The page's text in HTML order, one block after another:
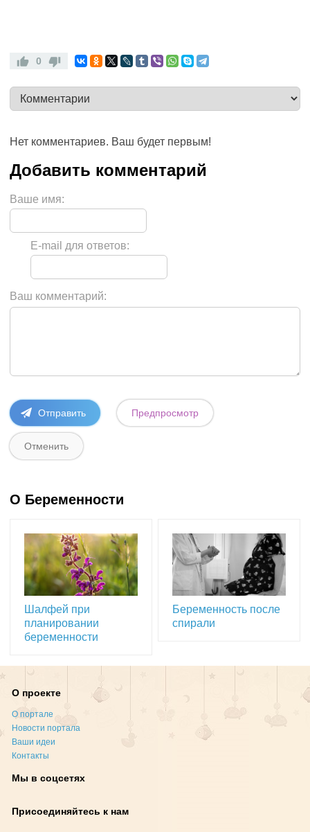
0
Нет комментариев. Ваш будет первым!
Ваше имя:
E-mail для ответов:
Ваш комментарий:
О Беременности
Шалфей при
планировании
беременности
Беременность после
спирали
О проекте
О портале
Новости портала
Ваши идеи
Контакты
Мы в соцсетях
Присоединяйтесь к нам